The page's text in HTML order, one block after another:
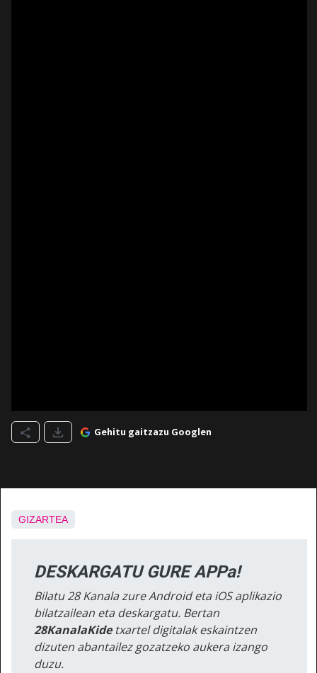
Gehitu gaitzazu Googlen
GIZARTEA
DESKARGATU GURE APPa!
Bilatu 28 Kanala zure Android eta iOS aplikazio
bilatzailean eta deskargatu. Bertan
28KanalaKidetxartel digitalak eskaintzen
dizuten abantailez gozatzeko aukera izango
duzu.